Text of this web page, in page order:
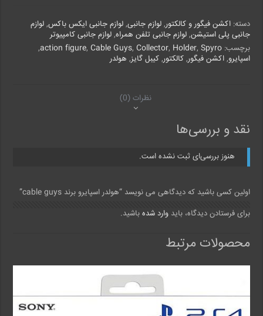
guys
عدد
دسته:اکشن فیگور و کالکتور,لوازم جانبی,لوازم جانبی ایکس باکس,لوازم
جانبی پلی استیشن,لوازم جانبی تلفن همراه,لوازم جانبی کامپیوتر
برچسب:
action figure, Cable Guys, Collector, Holder, Spyro
,
اسپایرو,اکشن فیگور,کالکتور,کیبل گایز, هولدر
نظرات (0)
نقد و بررسی‌ها
هنوز بررسی‌ای ثبت نشده است.
اولین کسی باشید که دیدگاهی می نویسد “هولدر اسپایرو برند cable guys”
برای فرستادن دیدگاه، بایدوارد شده باشید.
محصولات مرتبط